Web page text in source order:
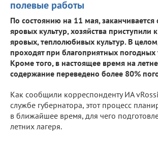
полевые работы
По состоянию на 11 мая, заканчивается
яровых культур, хозяйства приступили
яровых, теплолюбивых культур. В
проходят при благоприятных погодных
Кроме того, в настоящее время на
содержание переведено более 80%
Как сообщили корреспонденту ИА
службе губернатора, этот процесс
в ближайшее время, для чего
летних лагеря.